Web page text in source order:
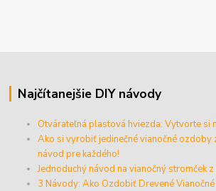
Najčítanejšie DIY návody
Otvárateľná plastová hviezda: Vytvorte si
Ako si vyrobiť jedinečné vianočné ozdoby
návod pre každého!
Jednoduchý návod na vianočný stromček
3 Návody: Ako Ozdobiť Drevené